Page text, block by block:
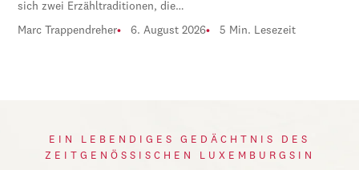
sich zwei Erzähltraditionen, die…
Marc Trappendreher 6. August 2026 5 Min. Lesezeit
EIN LEBENDIGES GEDÄCHTNIS DES
ZEITGENÖSSISCHEN LUXEMBURGSIN